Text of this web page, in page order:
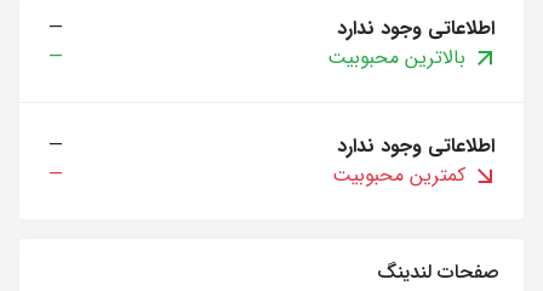
اطلاعاتی وجود ندارد
—
بالاترین محبوبیت
—
اطلاعاتی وجود ندارد
—
کمترین محبوبیت
—
صفحات لندینگ